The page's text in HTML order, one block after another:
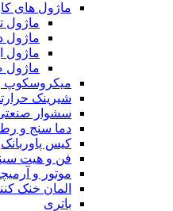
ماژول های
ماژول
ماژول
ماژول
ماژول
میکروسکوپ
شیرینک
سشوار
دما سنج و
کیس پاوربانک
فن و هیت
موتور و
المان خنک
باتری